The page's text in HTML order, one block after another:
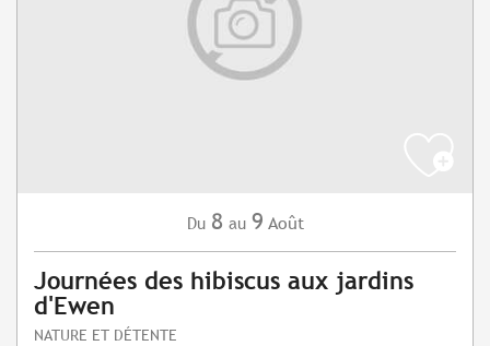
Du 8 au 9 Août
Journées des hibiscus aux jardins
d'Ewen
NATURE ET DÉTENTE